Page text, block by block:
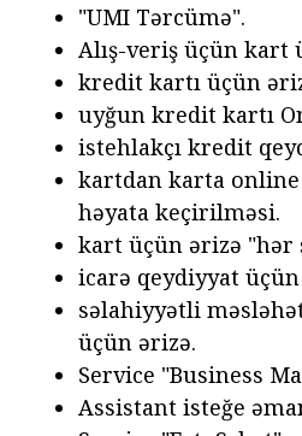
"UMI Tərcümə".
Alış-veriş üçün kart
kredit kartı üçün
uyğun kredit kartı
istehlakçı kredit
kartdan karta
həyata keçirilməsi.
kart üçün ərizə "hər
icarə qeydiyyat
səlahiyyətli
üçün ərizə.
Service "Business
Assistant isteğe